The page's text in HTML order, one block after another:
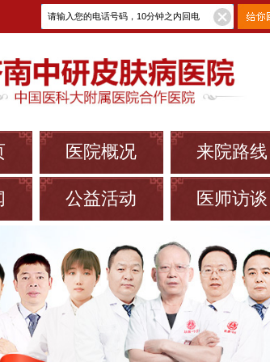
医院概况 来院路线
公益活动 医师访谈